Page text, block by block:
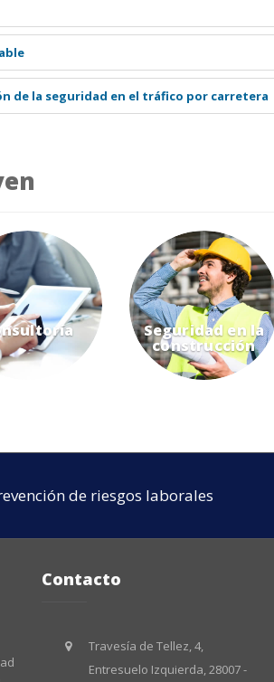
de la seguridad en el tráfico por carretera
Seguridad en la
construcción
de riesgos laborales
Contacto
Travesía de Tellez, 4,
Entresuelo Izquierda, 28007 -